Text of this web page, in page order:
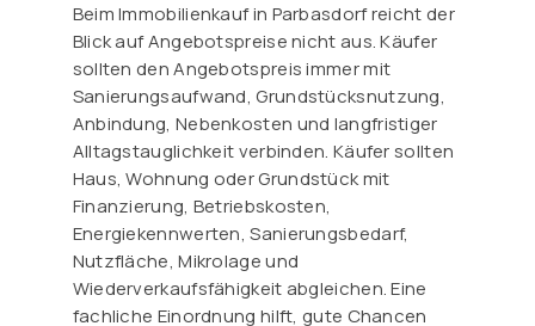
Beim Immobilienkauf in Parbasdorf reicht der
Blick auf Angebotspreise nicht aus. Käufer
sollten den Angebotspreis immer mit
Sanierungsaufwand, Grundstücksnutzung,
Anbindung, Nebenkosten und langfristiger
Alltagstauglichkeit verbinden. Käufer sollten
Haus, Wohnung oder Grundstück mit
Finanzierung, Betriebskosten,
Energiekennwerten, Sanierungsbedarf,
Nutzfläche, Mikrolage und
Wiederverkaufsfähigkeit abgleichen. Eine
fachliche Einordnung hilft, gute Chancen